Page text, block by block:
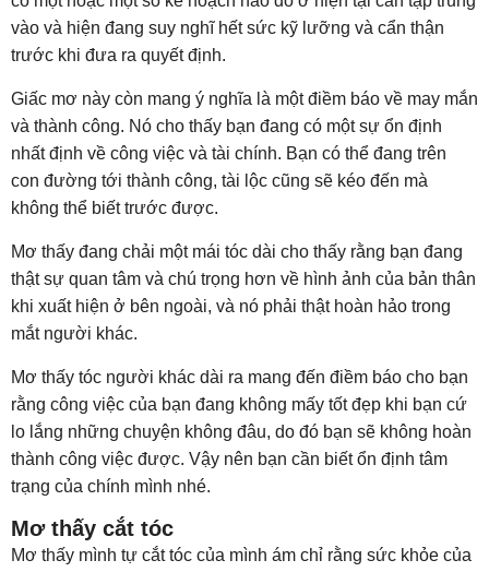
vào và hiện đang suy nghĩ hết sức kỹ lưỡng và cẩn thận
trước khi đưa ra quyết định.
Giấc mơ này còn mang ý nghĩa là một điềm báo về may mắn
và thành công. Nó cho thấy bạn đang có một sự ổn định
nhất định về công việc và tài chính. Bạn có thể đang trên
con đường tới thành công, tài lộc cũng sẽ kéo đến mà
không thể biết trước được.
Mơ thấy đang chải một mái tóc dài cho thấy rằng bạn đang
thật sự quan tâm và chú trọng hơn về hình ảnh của bản thân
khi xuất hiện ở bên ngoài, và nó phải thật hoàn hảo trong
mắt người khác.
Mơ thấy tóc người khác dài ra mang đến điềm báo cho bạn
rằng công việc của bạn đang không mấy tốt đẹp khi bạn cứ
lo lắng những chuyện không đâu, do đó bạn sẽ không hoàn
thành công việc được. Vậy nên bạn cần biết ổn định tâm
trạng của chính mình nhé.
Mơ thấy cắt tóc
Mơ thấy mình tự cắt tóc của mình ám chỉ rằng sức khỏe của